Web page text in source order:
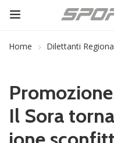
Home Dilettanti
Il Sora